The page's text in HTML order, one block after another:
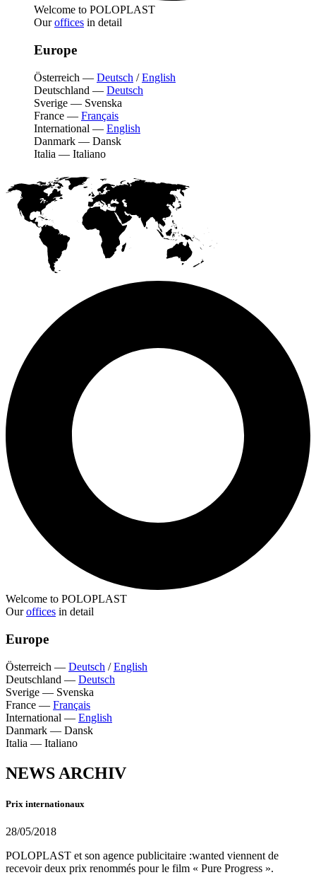
Welcome to POLOPLAST
Ouroffices in detail
Europe
Österreich — Deutsch /English
Deutschland — Deutsch
Sverige — Svenska
France — Français
International — English
Danmark — Dansk
Italia — Italiano
Welcome to POLOPLAST
Ouroffices in detail
Europe
Österreich — Deutsch /English
Deutschland — Deutsch
Sverige — Svenska
France — Français
International — English
Danmark — Dansk
Italia — Italiano
NEWS ARCHIV
Prix internationaux
28/05/2018
POLOPLAST et son agence publicitaire :wanted viennent de
recevoir deux prix renommés pour le film « Pure Progress ».